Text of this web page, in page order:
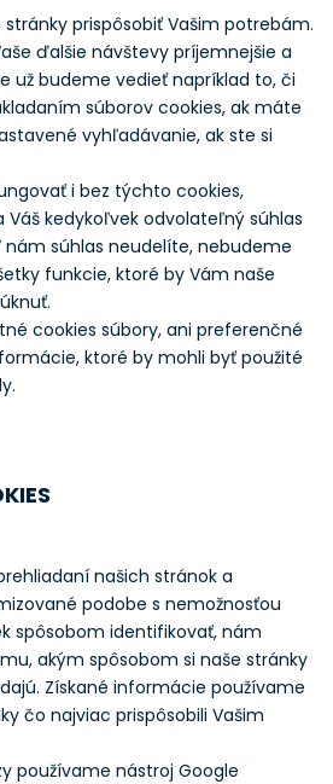
stránky prispôsobiť Vašim potrebám.
ďalšie návštevy príjemnejšie a
už budeme vedieť napríklad to, či
súborov cookies, ak máte
vyhľadávanie, ak ste si
i bez týchto cookies,
kedykoľvek odvolateľný súhlas
nám súhlas neudelíte, nebudeme
funkcie, ktoré by Vám naše
cookies súbory, ani preferenčné
ktoré by mohli byť použité
našich stránok a
podobe s nemožnosťou
spôsobom identifikovať, nám
akým spôsobom si naše stránky
Získané informácie používame
čo najviac prispôsobili Vašim
používame nástroj Google